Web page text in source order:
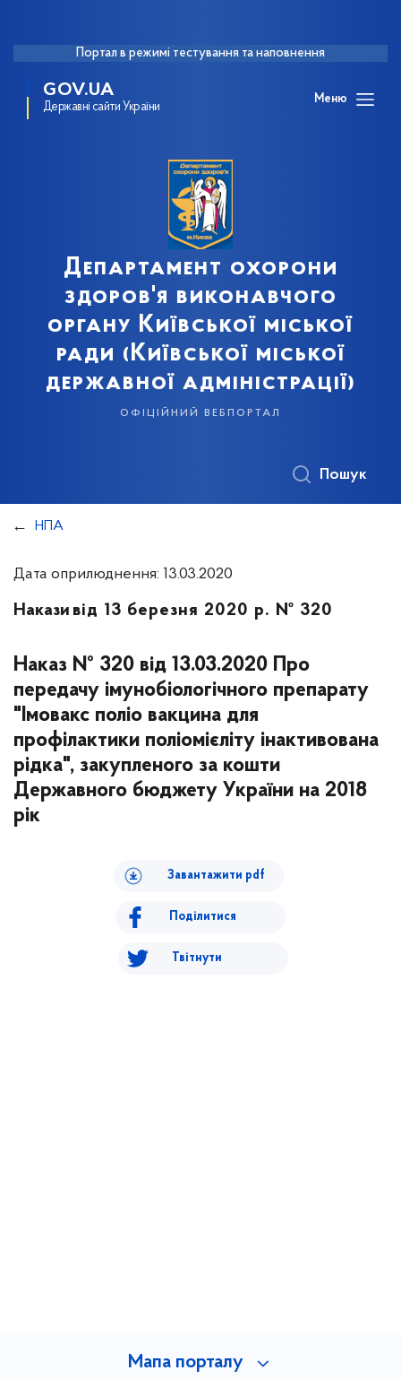
Портал в режимі тестування та наповнення
GOV.UA
Державні сайти України
Меню
Департамент охорони
здоров'я виконавчого
органу Київської міської
ради (Київської міської
державної адміністрації)
офіційний вебпортал
Пошук
НПА
Дата оприлюднення: 13.03.2020
Накази від 13 березня 2020 р. № 320
Наказ № 320 від 13.03.2020 Про
передачу імунобіологічного препарату
"Імовакс поліо вакцина для
профілактики поліомієліту інактивована
рідка", закупленого за кошти
Державного бюджету України на 2018
рік
Завантажити pdf
Поділитися
Твітнути
Мапа порталу